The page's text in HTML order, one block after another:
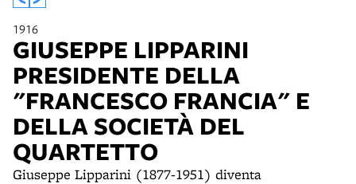
1916
GIUSEPPE LIPPARINI
PRESIDENTE DELLA
"FRANCESCO FRANCIA" E
DELLA SOCIETÀ DEL
QUARTETTO
Giuseppe Lipparini (1877-1951) diventa